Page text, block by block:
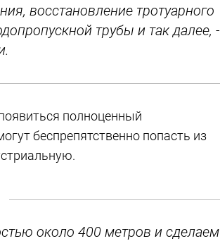
восстановление тротуарного
трубы и так далее, -
полноценный
беспрепятственно попасть из
около 400 метров и сделаем